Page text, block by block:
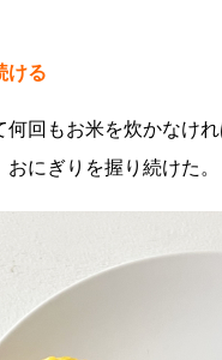
ける
何回もお米を炊かなけ
おにぎりを握り続けた。